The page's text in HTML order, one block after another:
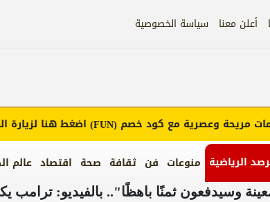
أعلن معنا سياسة الخصوصية
الرياضية منوعات فن ثقافة صحة اقتصاد عالم
وعصرية مع كود خصم(FUN)اضغط هنا لزيارة المتجر
وسيدفعون ثمنًا باهظًا".. بالفيديو: